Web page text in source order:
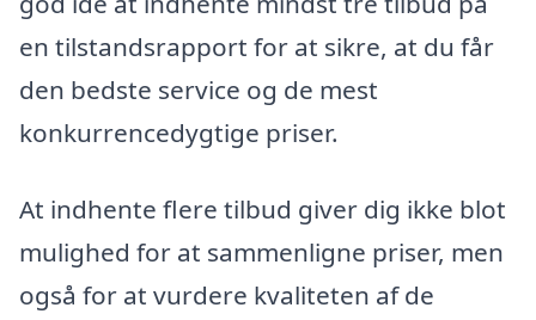
en tilstandsrapport for at sikre, at du får
den bedste service og de mest
konkurrencedygtige priser.
At indhente flere tilbud giver dig ikke blot
mulighed for at sammenligne priser, men
også for at vurdere kvaliteten af de